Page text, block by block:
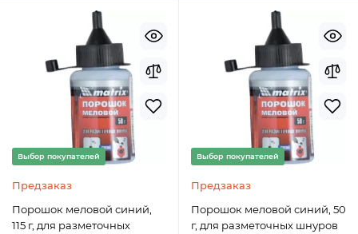
Выбор покупателей
Предзаказ
Порошок меловой синий,
115 г, для разметочных
Выбор покупателей
Предзаказ
Порошок меловой синий, 50
г, для разметочных шнуров